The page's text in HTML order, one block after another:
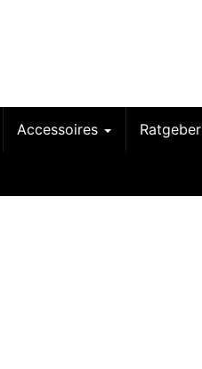
Accessoires Ratgeber